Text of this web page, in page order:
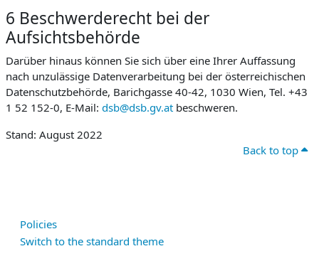
6 Beschwerderecht bei der
Aufsichtsbehörde
Darüber hinaus können Sie sich über eine Ihrer Auffassung
nach unzulässige Datenverarbeitung bei der österreichischen
Datenschutzbehörde, Barichgasse 40-42, 1030 Wien, Tel. +43
1 52 152-0, E-Mail: dsb@dsb.gv.at beschweren.
Stand: August 2022
Back to top
Policies
Switch to the standard theme